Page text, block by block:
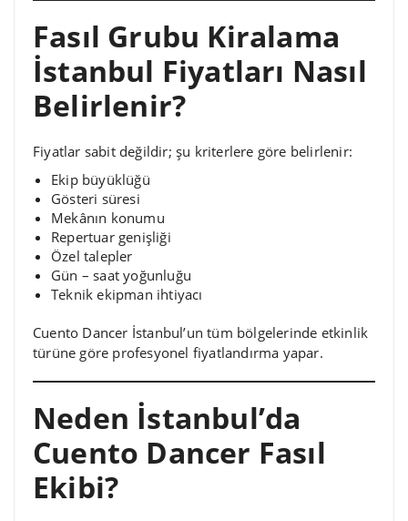
Fasıl Grubu Kiralama
İstanbul Fiyatları Nasıl
Belirlenir?
Fiyatlar sabit değildir; şu kriterlere göre belirlenir:
Ekip büyüklüğü
Gösteri süresi
Mekânın konumu
Repertuar genişliği
Özel talepler
Gün – saat yoğunluğu
Teknik ekipman ihtiyacı
Cuento Dancer İstanbul’un tüm bölgelerinde etkinlik
türüne göre profesyonel fiyatlandırma yapar.
Neden İstanbul’da
Cuento Dancer Fasıl
Ekibi?